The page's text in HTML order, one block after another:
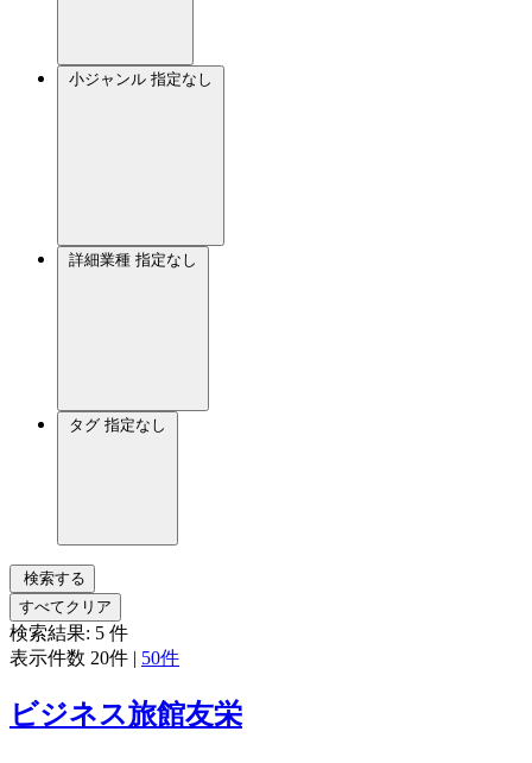
小ジャンル 指定なし
詳細業種 指定なし
タグ 指定なし
検索する
すべてクリア
検索結果: 5 件
表示件数 20件 | 50件
ビジネス旅館友栄